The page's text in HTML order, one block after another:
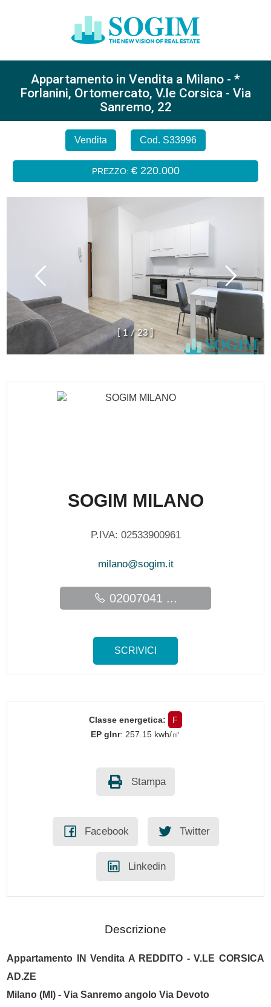
Appartamento in Vendita a Milano - *
Forlanini, Ortomercato, V.le Corsica - Via
Sanremo, 22
Vendita Cod. S33996
PREZZO: € 220.000
[ 1 / 23
SOGIM MILANO
P.IVA: 02533900961
milano@sogim.it
02007041 ...
SCRIVICI
Classe energetica:
F
EP glnr: 257.15 kwh/㎡
Stampa
Facebook Twitter
Linkedin
Descrizione
Appartamento INVendita A REDDITO - V.LE CORSICA
AD.ZE
Milano (MI) - Via Sanremo angolo Via Devoto